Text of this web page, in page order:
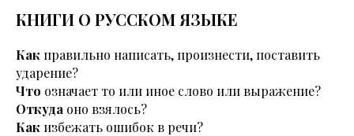
КНИГИ О РУССКОМ ЯЗЫКЕ
Как правильно написать, произнести, поставить
ударение?
Что означает то или иное слово или выражение?
Откуда оно взялось?
Как избежать ошибок в речи?